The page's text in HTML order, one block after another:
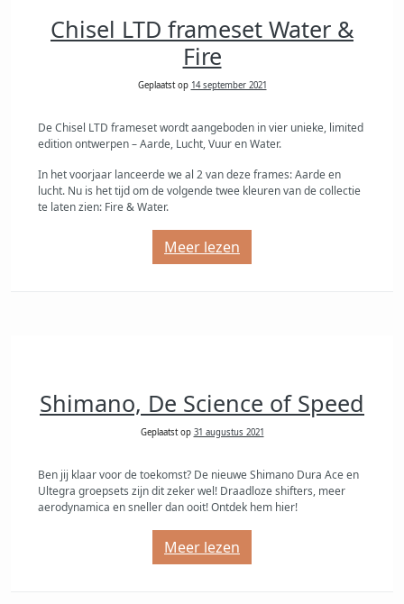
Chisel LTD frameset Water &
Fire
Geplaatst op 14 september 2021
De Chisel LTD frameset wordt aangeboden in vier unieke, limited
edition ontwerpen – Aarde, Lucht, Vuur en Water.
In het voorjaar lanceerde we al 2 van deze frames: Aarde en
lucht. Nu is het tijd om de volgende twee kleuren van de collectie
te laten zien: Fire & Water.
Meer lezen
Shimano, De Science of Speed
Geplaatst op 31 augustus 2021
Ben jij klaar voor de toekomst? De nieuwe Shimano Dura Ace en
Ultegra groepsets zijn dit zeker wel! Draadloze shifters, meer
aerodynamica en sneller dan ooit! Ontdek hem hier!
Meer lezen